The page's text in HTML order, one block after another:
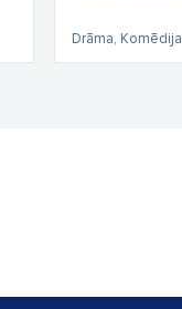
Drāma, Komēdija